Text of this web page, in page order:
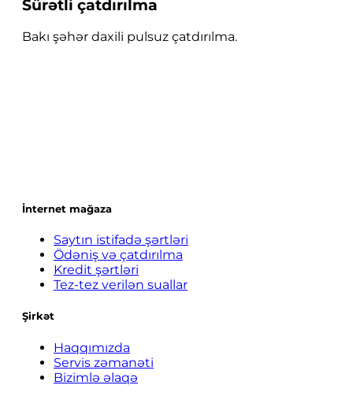
Sürətli çatdırılma
Bakı şəhər daxili pulsuz çatdırılma.
İnternet mağaza
Saytın istifadə şərtləri
Ödəniş və çatdırılma
Kredit şərtləri
Tez-tez verilən suallar
Şirkət
Haqqımızda
Servis zəmanəti
Bizimlə əlaqə